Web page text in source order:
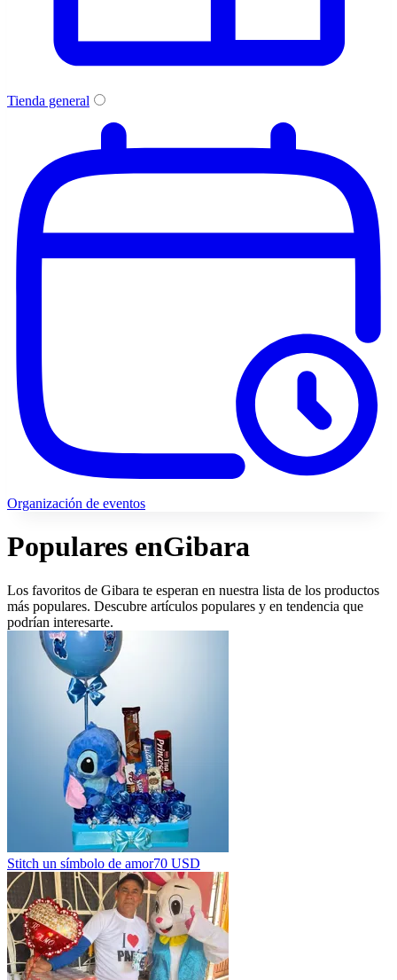
Tienda general
Organización de eventos
Populares enGibara
Los favoritos de Gibara te esperan en nuestra lista de los productos
más populares. Descubre artículos populares y en tendencia que
podrían interesarte.
Stitch un símbolo de amor70 USD